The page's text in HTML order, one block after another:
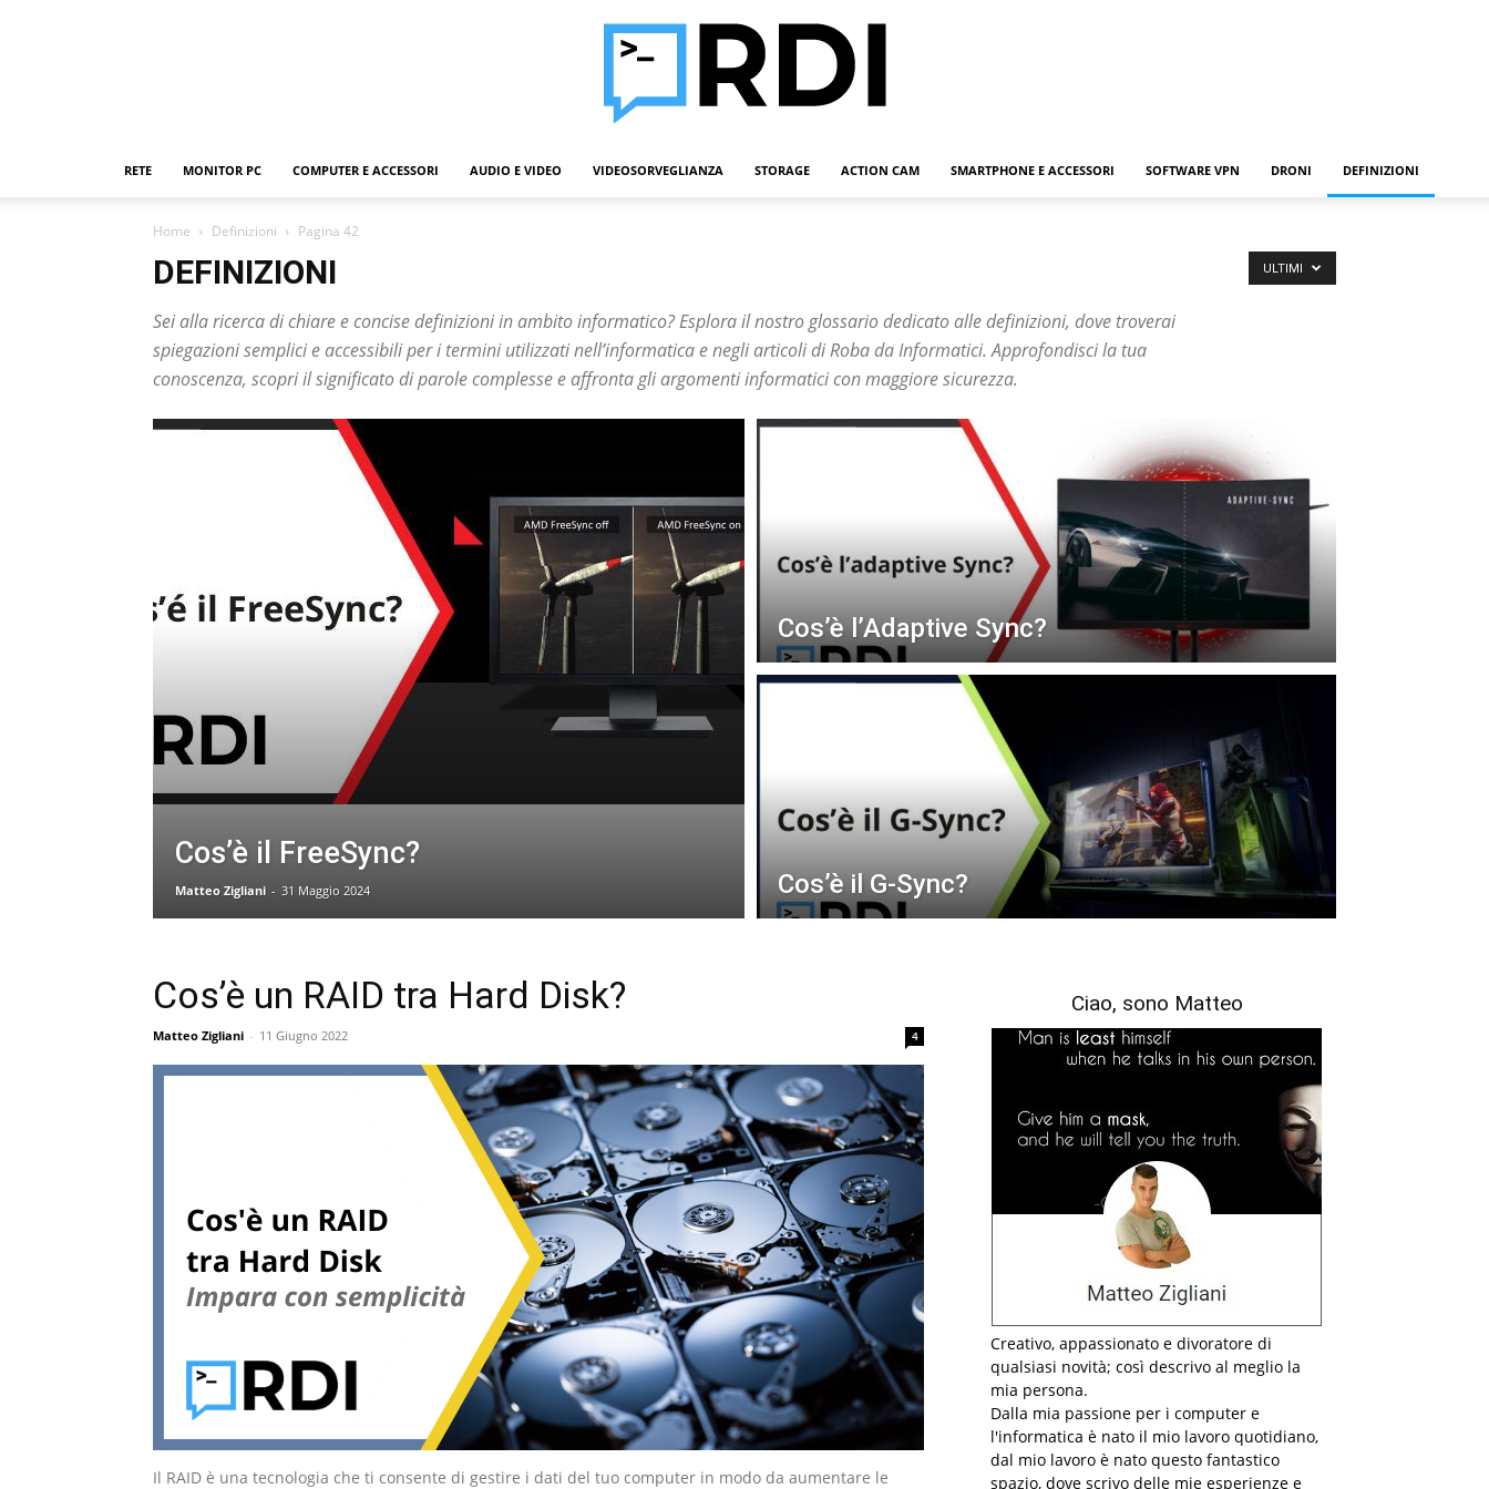
RETE MONITOR PC COMPUTER E ACCESSORI AUDIO E VIDEO VIDEOSORVEGLIANZA STORAGE ACTION CAM SMARTPHONE E ACCESSORI SOFTWARE VPN DRONI DEFINIZIONI
Home Definizioni Pagina 42
DEFINIZIONI
Sei alla ricerca di chiare e concise definizioni in ambito informatico? Esplora il nostro glossario dedicato alle definizioni, dove troverai
spiegazioni semplici e accessibili per i termini utilizzati nell’informatica e negli articoli di Roba da Informatici. Approfondisci la tua
conoscenza, scopri il significato di parole complesse e affronta gli argomenti informatici con maggiore sicurezza.
ULTIMI
Cos’è il FreeSync?
Matteo Zigliani - 31 Maggio 2024
Cos’è l’Adaptive Sync?
Cos’è il G-Sync?
Cos’è un RAID tra Hard Disk?
Matteo Zigliani - 11 Giugno 2022 4
Il RAID è una tecnologia che ti consente di gestire i dati del tuo computer in modo da aumentare le
Ciao, sono Matteo
Creativo, appassionato e divoratore di
qualsiasi novità; così descrivo al meglio la
mia persona.
Dalla mia passione per i computer e
l'informatica è nato il mio lavoro quotidiano,
dal mio lavoro è nato questo fantastico
spazio, dove scrivo delle mie esperienze e